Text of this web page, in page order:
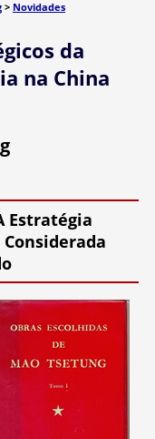
> Novidades
da
na China
Estratégia